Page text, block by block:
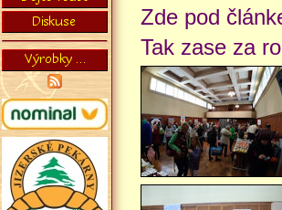
Zde pod
Tak zase za